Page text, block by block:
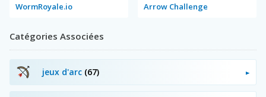
WormRoyale.io Arrow Challenge
Catégories Associées
jeux d'arc (67)